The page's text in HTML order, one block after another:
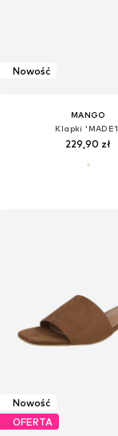
Nowość
MANGO
Klapki
229,90 zł
Nowość
OFERTA